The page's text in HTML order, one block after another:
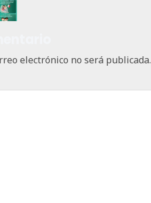
electrónico no será publicada.